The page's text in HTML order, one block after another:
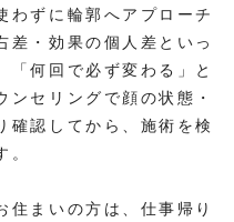
わずに輪郭へアプローチ
差・効果の個人差といっ
「何回で必ず変わる」と
セリングで顔の状態・
確認してから、施術を検
住まいの方は、仕事帰り